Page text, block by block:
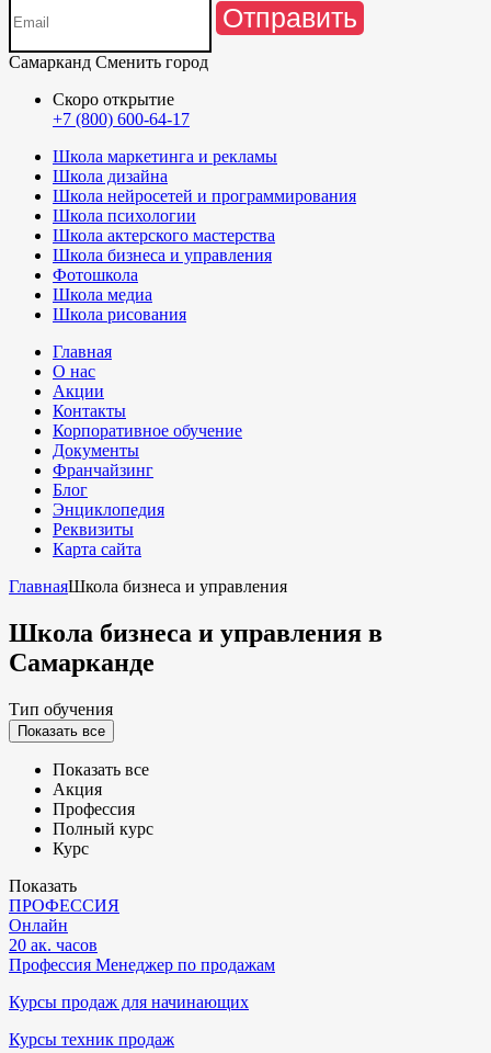
Отправить
Самарканд Сменить город
Скоро открытие
+7 (800) 600-64-17
Школа маркетинга и рекламы
Школа дизайна
Школа нейросетей и программирования
Школа психологии
Школа актерского мастерства
Школа бизнеса и управления
Фотошкола
Школа медиа
Школа рисования
Главная
О нас
Акции
Контакты
Корпоративное обучение
Документы
Франчайзинг
Блог
Энциклопедия
Реквизиты
Карта сайта
ГлавнаяШкола бизнеса и управления
Школа бизнеса и управления в
Самарканде
Тип обучения
Показать все
Показать все
Акция
Профессия
Полный курс
Курс
Показать
ПРОФЕССИЯ
Онлайн
20 ак. часов
Профессия Менеджер по продажам
Курсы продаж для начинающих
Курсы техник продаж